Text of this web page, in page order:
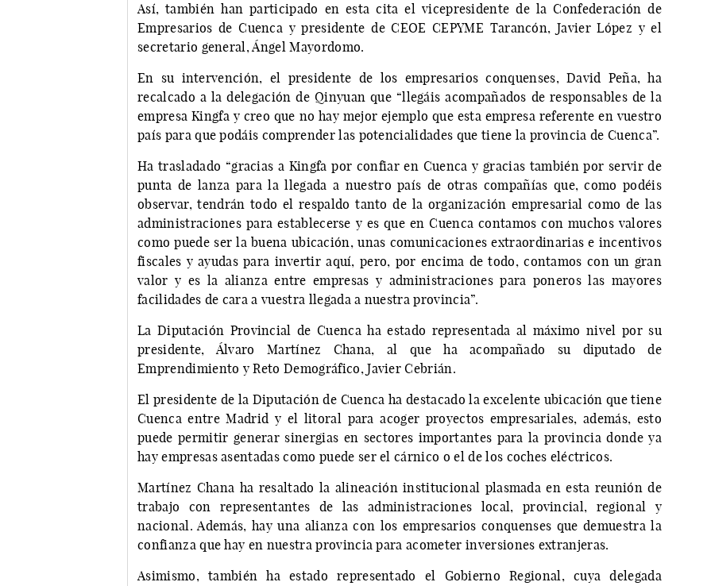
Así, también han participado en esta cita el vicepresidente de la Confederación de
Empresarios de Cuenca y presidente de CEOE CEPYME Tarancón, Javier López y el
secretario general, Ángel Mayordomo.
En su intervención, el presidente de los empresarios conquenses, David Peña, ha
recalcado a la delegación de Qinyuan que “llegáis acompañados de responsables de la
empresa Kingfa y creo que no hay mejor ejemplo que esta empresa referente en vuestro
país para que podáis comprender las potencialidades que tiene la provincia de Cuenca”.
Ha trasladado “gracias a Kingfa por confiar en Cuenca y gracias también por servir de
punta de lanza para la llegada a nuestro país de otras compañías que, como podéis
observar, tendrán todo el respaldo tanto de la organización empresarial como de las
administraciones para establecerse y es que en Cuenca contamos con muchos valores
como puede ser la buena ubicación, unas comunicaciones extraordinarias e incentivos
fiscales y ayudas para invertir aquí, pero, por encima de todo, contamos con un gran
valor y es la alianza entre empresas y administraciones para poneros las mayores
facilidades de cara a vuestra llegada a nuestra provincia”.
La Diputación Provincial de Cuenca ha estado representada al máximo nivel por su
presidente, Álvaro Martínez Chana, al que ha acompañado su diputado de
Emprendimiento y Reto Demográfico, Javier Cebrián.
El presidente de la Diputación de Cuenca ha destacado la excelente ubicación que tiene
Cuenca entre Madrid y el litoral para acoger proyectos empresariales, además, esto
puede permitir generar sinergias en sectores importantes para la provincia donde ya
hay empresas asentadas como puede ser el cárnico o el de los coches eléctricos.
Martínez Chana ha resaltado la alineación institucional plasmada en esta reunión de
trabajo con representantes de las administraciones local, provincial, regional y
nacional. Además, hay una alianza con los empresarios conquenses que demuestra la
confianza que hay en nuestra provincia para acometer inversiones extranjeras.
Asimismo, también ha estado representado el Gobierno Regional, cuya delegada